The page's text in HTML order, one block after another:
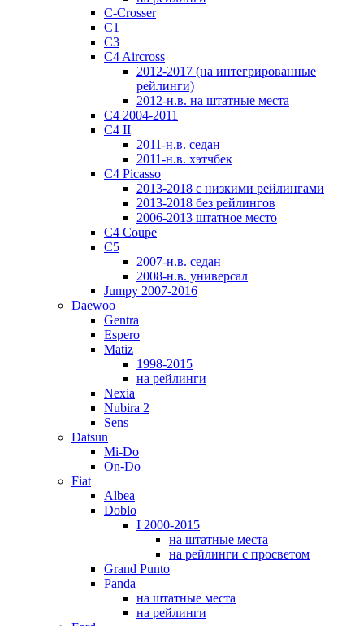
C-Crosser
C1
C3
C4 Aircross
2012-2017 (на интегрированные
рейлинги)
2012-н.в. на штатные места
C4 2004-2011
C4 II
2011-н.в. седан
2011-н.в. хэтчбек
C4 Picasso
2013-2018 с низкими рейлингами
2013-2018 без рейлингов
2006-2013 штатное место
C4 Coupe
C5
2007-н.в. седан
2008-н.в. универсал
Jumpy 2007-2016
Daewoo
Gentra
Espero
Matiz
1998-2015
на рейлинги
Nexia
Nubira 2
Sens
Datsun
Mi-Do
On-Do
Fiat
Albea
Doblo
I 2000-2015
на штатные места
на рейлинги с просветом
Grand Punto
Panda
на штатные места
на рейлинги